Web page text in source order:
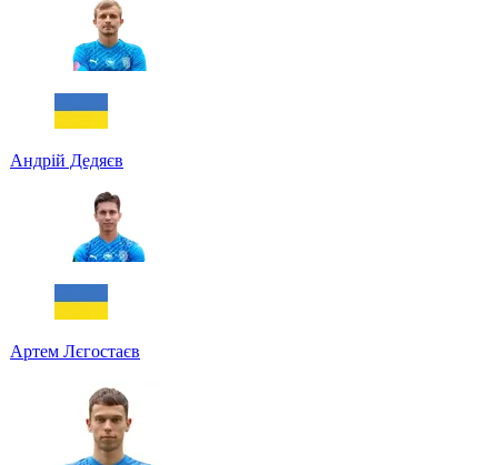
Андрій Дедяєв
Артем Лєгостаєв